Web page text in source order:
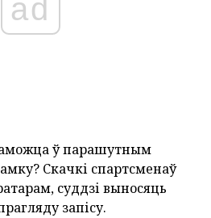
ad
ў парашутным
Скачкі спартсменаў
суддзі выносяць
запісу.